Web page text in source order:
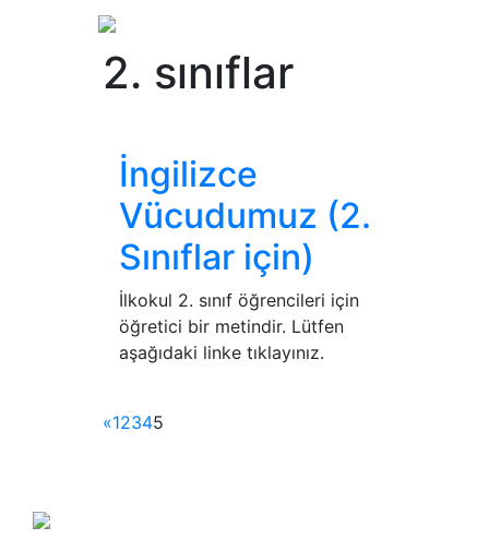
2. sınıflar
İngilizce
Vücudumuz (2.
Sınıflar için)
İlkokul 2. sınıf öğrencileri için
öğretici bir metindir. Lütfen
aşağıdaki linke tıklayınız.
«12345